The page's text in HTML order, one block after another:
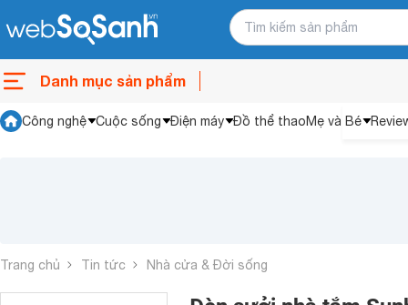
Danh mục sản phẩm
Công nghệ Cuộc sống Điện máy Đồ thể thaoMẹ và Bé
Trang chủ Tin tức Nhà cửa & Đời sống